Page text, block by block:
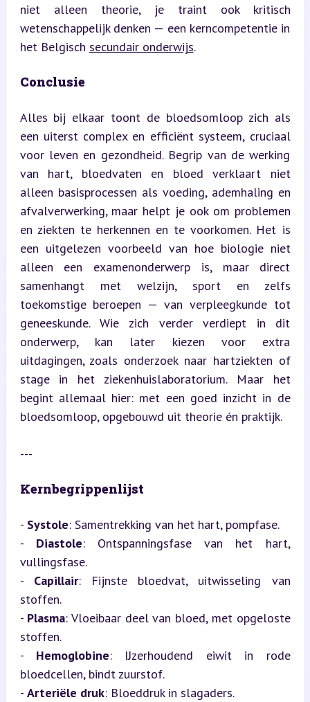
niet alleen theorie, je traint ook kritisch
wetenschappelijk denken — een kerncompetentie in
het Belgisch secundair onderwijs.
Conclusie
Alles bij elkaar toont de bloedsomloop zich als
een uiterst complex en efficiënt systeem, cruciaal
voor leven en gezondheid. Begrip van de werking
van hart, bloedvaten en bloed verklaart niet
alleen basisprocessen als voeding, ademhaling en
afvalverwerking, maar helpt je ook om problemen
en ziekten te herkennen en te voorkomen. Het is
een uitgelezen voorbeeld van hoe biologie niet
alleen een examenonderwerp is, maar direct
samenhangt met welzijn, sport en zelfs
toekomstige beroepen — van verpleegkunde tot
geneeskunde. Wie zich verder verdiept in dit
onderwerp, kan later kiezen voor extra
uitdagingen, zoals onderzoek naar hartziekten of
stage in het ziekenhuislaboratorium. Maar het
begint allemaal hier: met een goed inzicht in de
bloedsomloop, opgebouwd uit theorie én praktijk.
---
Kernbegrippenlijst
- Systole: Samentrekking van het hart, pompfase.
- Diastole: Ontspanningsfase van het hart,
vullingsfase.
- Capillair: Fijnste bloedvat, uitwisseling van
stoffen.
- Plasma: Vloeibaar deel van bloed, met opgeloste
stoffen.
- Hemoglobine: IJzerhoudend eiwit in rode
bloedcellen, bindt zuurstof.
- Arteriële druk: Bloeddruk in slagaders.